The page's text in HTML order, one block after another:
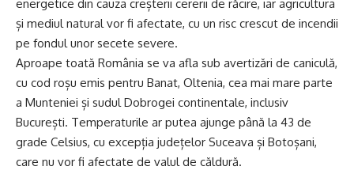
energetice din cauza creșterii cererii de răcire, iar agricultura
și mediul natural vor fi afectate, cu un risc crescut de incendii
pe fondul unor secete severe.
Aproape toată România se va afla sub avertizări de caniculă,
cu cod roșu emis pentru Banat, Oltenia, cea mai mare parte
a Munteniei și sudul Dobrogei continentale, inclusiv
București. Temperaturile ar putea ajunge până la 43 de
grade Celsius, cu excepția județelor Suceava și Botoșani,
care nu vor fi afectate de valul de căldură.